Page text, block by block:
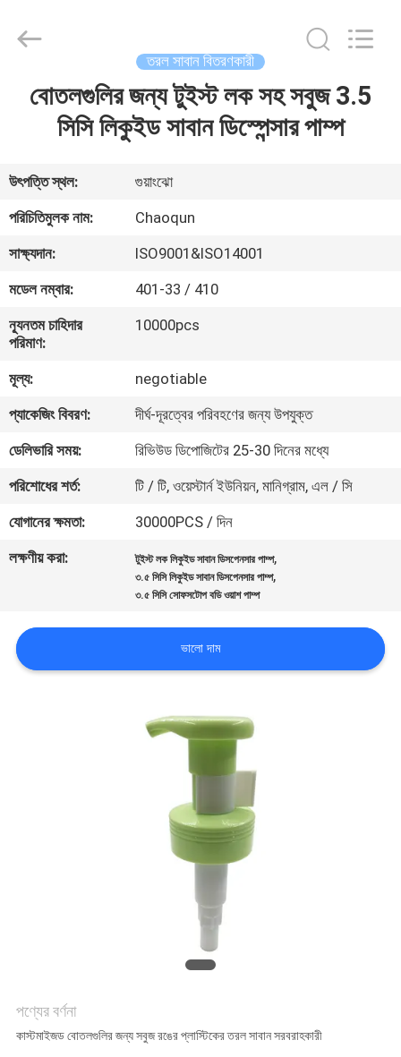
বাড়ি
আমাদের
সম্পর্কে
কারখানা
ভ্রমণ
মান
নিয়ন্ত্রণ
যোগাযোগ
করুন
খবর
কেস
Industry
Reserved.
তরল সাবান বিতরণকারী
বোতলগুলির জন্য টুইস্ট লক সহ সবুজ 3.5
সিসি লিকুইড সাবান ডিস্পেন্সার পাম্প
উৎপত্তি স্থল:
গুয়াংঝো
পরিচিতিমুলক নাম:
Chaoqun
সাক্ষ্যদান:
ISO9001&ISO14001
মডেল নম্বার:
401-33 / 410
ন্যূনতম চাহিদার
পরিমাণ:
10000pcs
মূল্য:
negotiable
প্যাকেজিং বিবরণ:
দীর্ঘ-দূরত্বের পরিবহণের জন্য উপযুক্ত
ডেলিভারি সময়:
রিভিউড ডিপোজিটের 25-30 দিনের মধ্যে
পরিশোধের শর্ত:
টি / টি, ওয়েস্টার্ন ইউনিয়ন, মানিগ্রাম, এল / সি
যোগানের ক্ষমতা:
30000PCS / দিন
লক্ষণীয় করা:
টুইস্ট লক লিকুইড সাবান ডিসপেনসার পাম্প,
৩.৫ সিসি লিকুইড সাবান ডিসপেনসার পাম্প,
৩.৫ সিসি সোফসটোপ বডি ওয়াশ পাম্প
ভালো দাম
পণ্যের বর্ণনা
কাস্টমাইজড বোতলগুলির জন্য সবুজ রঙের প্লাস্টিকের তরল সাবান সরবরাহকারী